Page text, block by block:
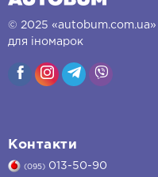
© 2025 «autobum.com.ua»
для іномарок
Контакти
(095) 013-50-90